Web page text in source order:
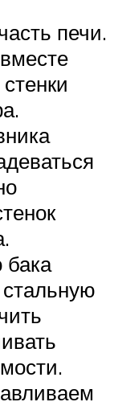
печи.
бака